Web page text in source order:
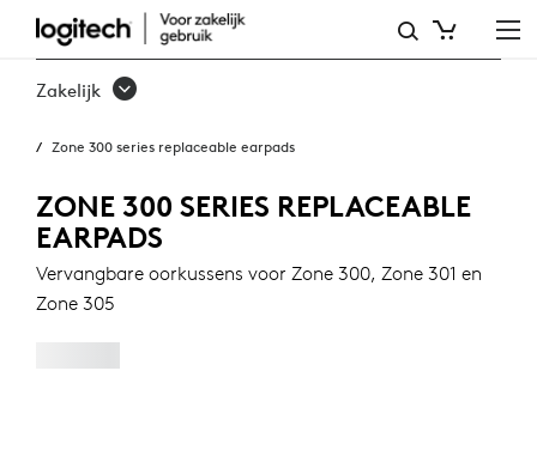
ZONE
300-
VERVANGBARE
OORKUSSENS
Zakelijk
Zone 300 series replaceable earpads
ZONE 300 SERIES REPLACEABLE
EARPADS
Vervangbare oorkussens voor Zone 300, Zone 301 en
Zone 305